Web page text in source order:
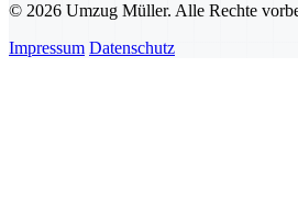
© 2026 Umzug Müller. Alle Rechte
Impressum Datenschutz